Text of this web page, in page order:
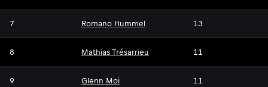
7 Romano Hummel 13
8 Mathias Trésarrieu 11
9 Glenn Moi 11